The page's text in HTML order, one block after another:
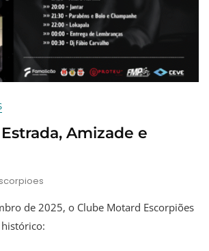
Amizade e
de 2025, o Clube Motard Escorpiões